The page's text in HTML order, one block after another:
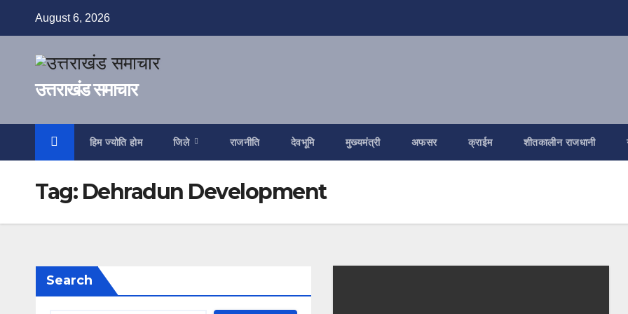
August 6, 2026
उत्तराखंड समाचार
हिम ज्योति होम जिले राजनीति देवभूमि मुख्यमंत्री अफसर क्राईम शीतकालीन राजधानी
Tag: Dehradun Development
Search